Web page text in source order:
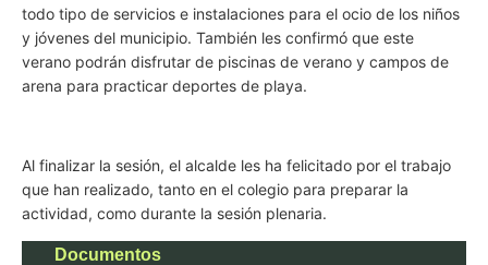
todo tipo de servicios e instalaciones para el ocio de los niños
y jóvenes del municipio. También les confirmó que este
verano podrán disfrutar de piscinas de verano y campos de
arena para practicar deportes de playa.
Al finalizar la sesión, el alcalde les ha felicitado por el trabajo
que han realizado, tanto en el colegio para preparar la
actividad, como durante la sesión plenaria.
Documentos